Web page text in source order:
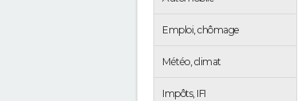
Emploi, chômage
Météo, climat
Impôts, IFI